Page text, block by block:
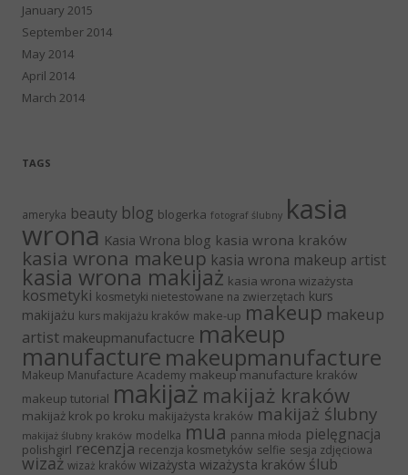
January 2015
September 2014
May 2014
April 2014
March 2014
TAGS
ameryka beauty blog blogerka fotograf ślubny kasia
wrona Kasia Wrona blog kasia wrona kraków
kasia wrona makeup kasia wrona makeup artist
kasia wrona makijaż kasia wrona wizażysta
kosmetyki kosmetyki nietestowane na zwierzętach kurs
makijażu kurs makijażu kraków make-up makeup makeup
artist makeupmanufactucre makeup
manufacture makeupmanufacture
Makeup Manufacture Academy makeup manufacture kraków
makeup tutorial makijaż makijaż kraków
makijaż krok po kroku makijażysta kraków makijaż ślubny
makijaż ślubny kraków modelka mua panna młoda pielęgnacja
polishgirl recenzja recenzja kosmetyków selfie sesja zdjęciowa
wizaż wizaż kraków wizażysta wizażysta kraków ślub